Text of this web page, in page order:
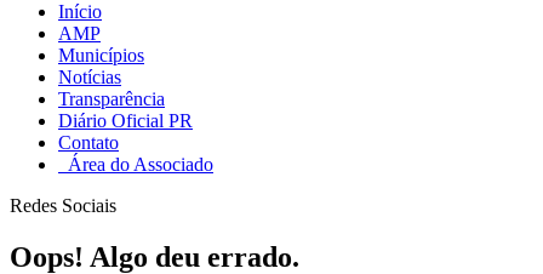
Início
AMP
Municípios
Notícias
Transparência
Diário Oficial PR
Contato
Área do Associado
Redes Sociais
Oops! Algo deu errado.